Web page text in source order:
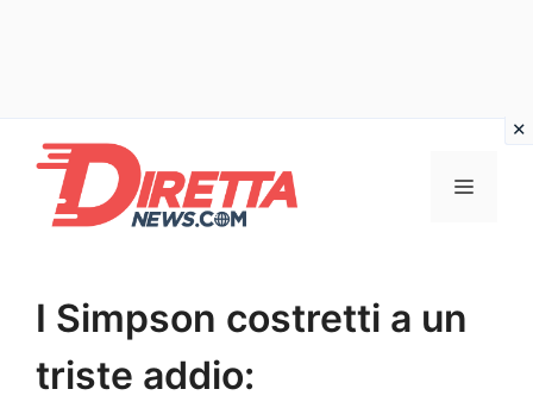
contenuto
Menu
I Simpson costretti a un
triste addio: